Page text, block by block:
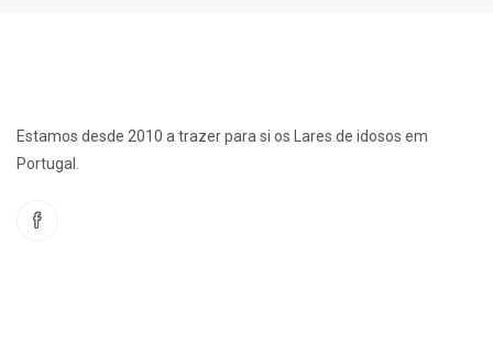
Estamos desde 2010 a trazer para si os Lares de idosos em
Portugal.